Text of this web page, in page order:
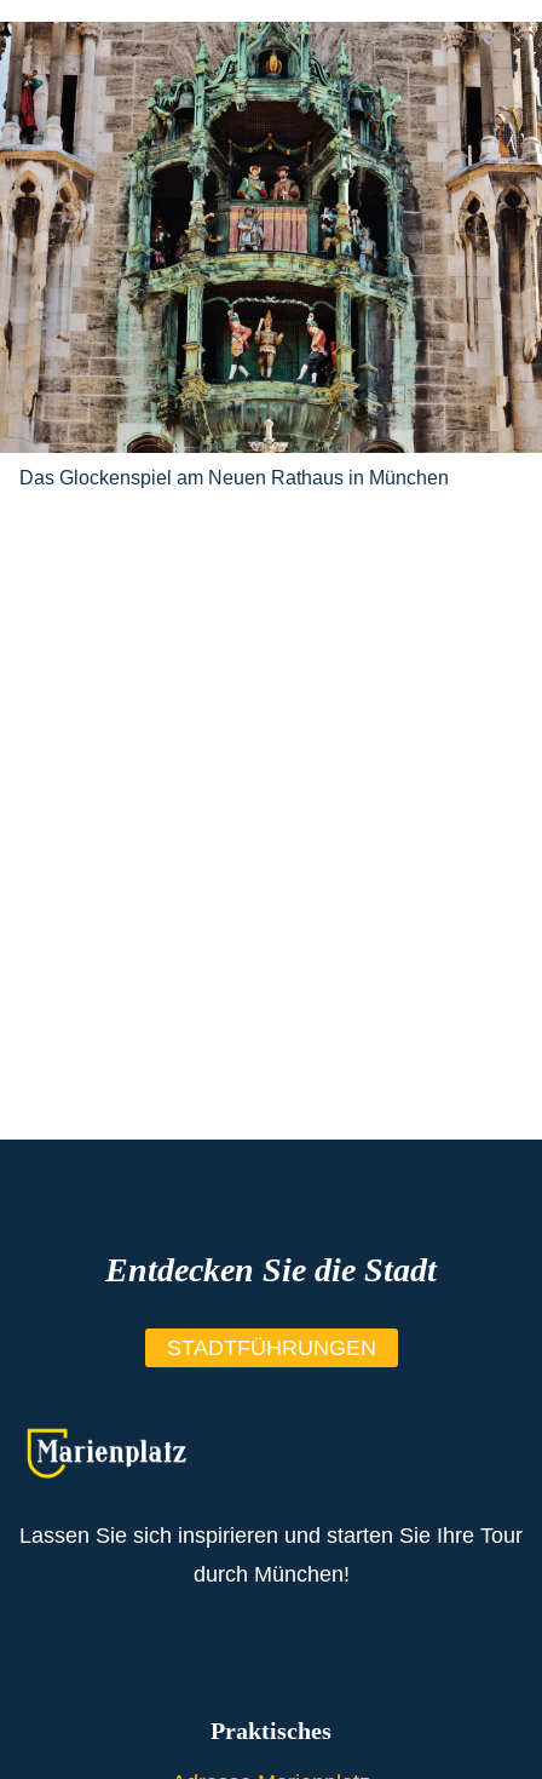
Das Glockenspiel am Neuen Rathaus in München
Entdecken Sie die Stadt
STADTFÜHRUNGEN
Lassen Sie sich inspirieren und starten Sie Ihre Tour
durch München!
Praktisches